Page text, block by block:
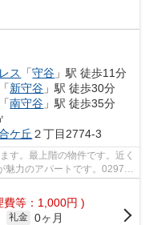
ス
「守谷 」駅 徒歩11分
「新守谷 」駅 徒歩30分
「南守谷 」駅 徒歩35分
ケ丘 ２丁目2774-3
す。最上階の物件です。近く
魅力のアパートです。0297-
費等：1,000円 )
礼金 0ヶ月